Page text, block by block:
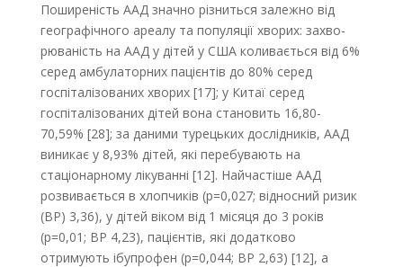
Поширеність ААД значно різниться залежно від
географічного ареалу та популяції хворих: захво­
рюваність на ААД у дітей у США коливається від 6%
серед амбулаторних пацієнтів до 80% серед
госпіталізованих хворих [17]; у Китаї серед
госпіталізованих дітей вона становить 16,80-
70,59% [28]; за даними турецьких дослідників, ААД
виникає у 8,93% дітей, які перебувають на
стаціонарному лікуванні [12]. Найчастіше ААД
розвивається в хлопчиків (р=0,027; відносний ризик
(ВР) 3,36), у дітей віком від 1 місяця до 3 років
(р=0,01; ВР 4,23), пацієнтів, які додатково
отримують ібупрофен (р=0,044; ВР 2,63) [12], а